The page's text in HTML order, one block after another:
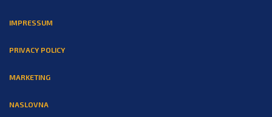
IMPRESSUM
PRIVACY POLICY
MARKETING
NASLOVNA